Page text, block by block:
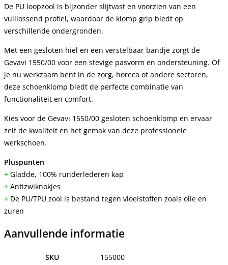
De PU loopzool is bijzonder slijtvast en voorzien van een
vuillossend profiel, waardoor de klomp grip biedt op
verschillende ondergronden.
Met een gesloten hiel en een verstelbaar bandje zorgt de
Gevavi 1550/00 voor een stevige pasvorm en ondersteuning. Of
je nu werkzaam bent in de zorg, horeca of andere sectoren,
deze schoenklomp biedt de perfecte combinatie van
functionaliteit en comfort.
Kies voor de Gevavi 1550/00 gesloten schoenklomp en ervaar
zelf de kwaliteit en het gemak van deze professionele
werkschoen.
Pluspunten
+ Gladde, 100% runderlederen kap
+ Antizwiknokjes
+ De PU/TPU zool is bestand tegen vloeistoffen zoals olie en
zuren
Aanvullende informatie
SKU 155000